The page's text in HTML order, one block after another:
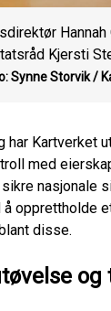
Kjersti
Synne Storvik /
har Kartverket
med
nasjonale
opprettholde
disse.